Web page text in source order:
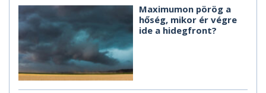
Maximumon pörög a
hőség, mikor ér végre
ide a hidegfront?